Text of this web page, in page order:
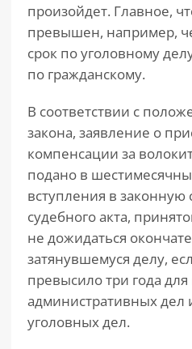
произойдет. Главное,
превышен, например,
срок по уголовному
по гражданскому.
В соответствии с
закона, заявление о
компенсации за
подано в
вступления в законную
судебного акта,
не дожидаться
затянувшемуся делу,
превысило три года
административных дел
уголовных дел.